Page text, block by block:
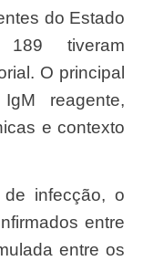
do Estado
tiveram
O principal
reagente,
e contexto
entre
entre os